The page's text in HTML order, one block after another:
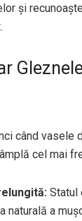
și
când
cel mai
Statul
naturală a